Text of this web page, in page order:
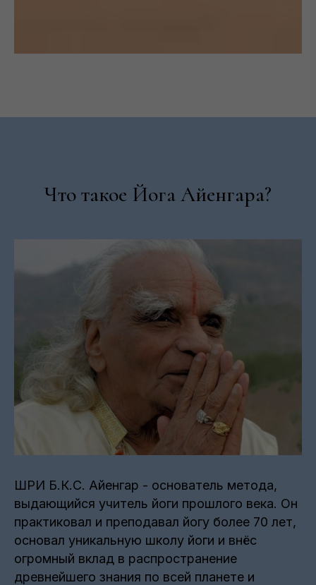
Что такое Йога Айенгара?
ШРИ Б.К.С. Айенгар - основатель метода,
выдающийся учитель йоги прошлого века. Он
практиковал и преподавал йогу более 70 лет,
основал уникальную школу йоги и внёс
огромный вклад в распространение
древнейшего знания по всей планете и